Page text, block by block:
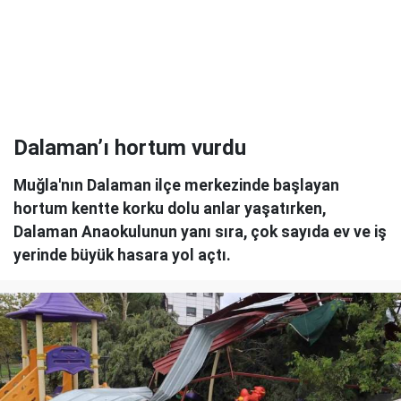
Dalaman’ı hortum vurdu
Muğla'nın Dalaman ilçe merkezinde başlayan
hortum kentte korku dolu anlar yaşatırken,
Dalaman Anaokulunun yanı sıra, çok sayıda ev ve iş
yerinde büyük hasara yol açtı.